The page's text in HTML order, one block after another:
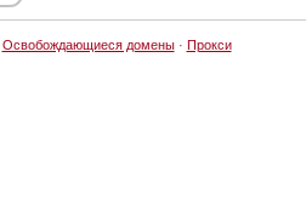
Освобождающиеся домены· Прокси